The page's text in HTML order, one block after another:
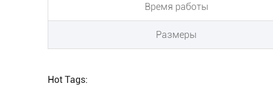
Время работы
Размеры
Hot Tags: